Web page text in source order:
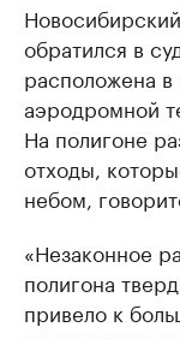
обратился в
расположена
аэродромной
На полигоне
отходы,
небом,
«Незаконное
полигона
привело к